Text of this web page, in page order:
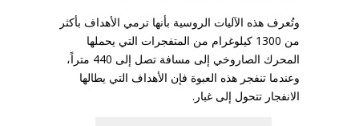
وتُعرف هذه الآليات الروسية بأنها ترمي الأهداف بأكثر
من 1300 كيلوغرام من المتفجرات التي يحملها
المحرك الصاروخي إلى مسافة تصل إلى 440 متراً،
وعندما تنفجر هذه العبوة فإن الأهداف التي يطالها
الانفجار تتحول إلى غبار.